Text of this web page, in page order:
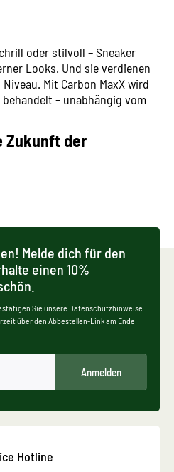
oder stilvoll – Sneaker
Looks. Und sie verdienen
Mit Carbon MaxX wird
behandelt – unabhängig vom
Zukunft der
Melde dich für den
einen 10%
Sie unsere Datenschutzhinweise.
über den Abbestellen-Link am Ende
Anmelden
Hotline